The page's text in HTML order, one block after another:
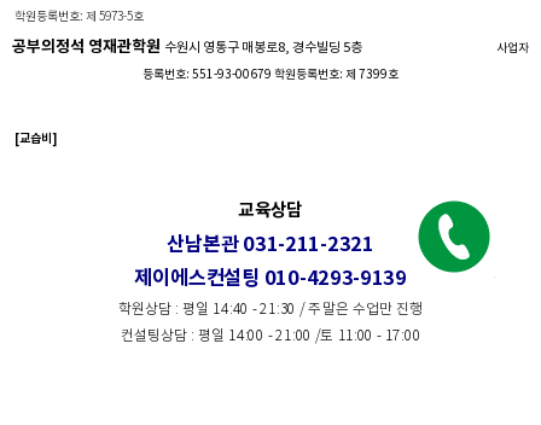
학원등록번호: 제 5973-5호
공부의정석 영재관학원 수원시 영통구 매봉로8, 경수빌딩 5층
사업자
등록번호: 551-93-00679 학원등록번호: 제 7399호
[교습비]
교육상담
산남본관 031-211-2321
제이에스컨설팅 010-4293-9139
학원상담 : 평일 14:40 - 21:30 / 주말은 수업만 진행
컨설팅상담 : 평일 14:00 - 21:00 /토 11:00 - 17:00